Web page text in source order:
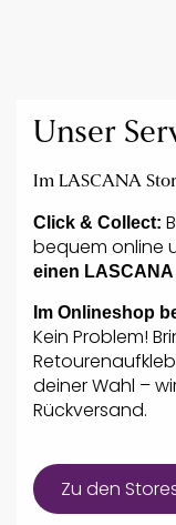
Unser
Im LASCANA
Click & Collect:
bequem online
einen
Im Onlineshop
Kein Problem!
deiner Wahl –
Rückversand.
Zu den